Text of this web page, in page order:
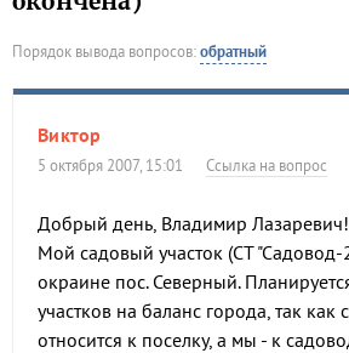
Порядок вывода вопросов:обратный
Виктор
5 октября 2007, 15:01 Ссылка на вопрос
Добрый день, Владимир Лазаревич!
Мой садовый участок (СТ "Садовод-
окраине пос. Северный.
участков на баланс города, так как
относится к поселку, а мы - к